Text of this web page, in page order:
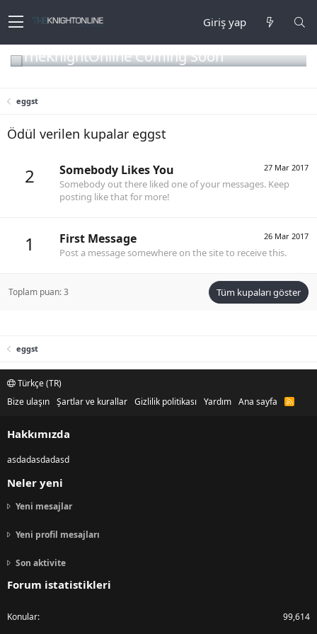
Giriş yap
TheKnightOnline Coming Soon
eggst
Ödül verilen kupalar eggst
2 27 Mar 2017
Somebody Likes You
Somebody out there liked one of your messages. Keep
posting like that for more!
1 26 Mar 2017
First Message
Post a message somewhere on the site to receive this.
Toplam puan: 3 Tüm kupaları göster
eggst
Türkçe (TR)
Bize ulaşın Şartlar ve kurallar Gizlilik politikası Yardım Ana sayfa
R
Hakkımızda
asdadasdadasd
Neler yeni
Yeni mesajlar
Yeni profil mesajları
Son aktivite
Forum istatistikleri
Konular 99,614